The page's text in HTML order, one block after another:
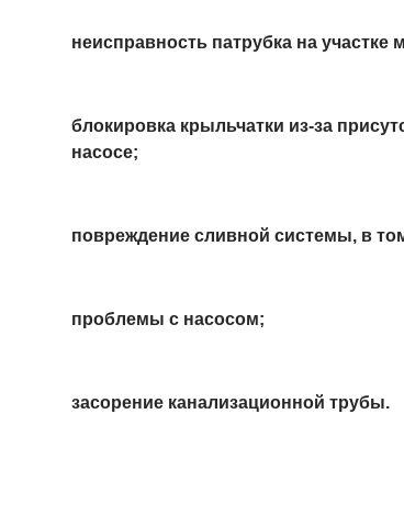
неисправность патрубка на
блокировка крыльчатки из-за
насосе;
повреждение сливной системы, в
проблемы с насосом;
засорение канализационной трубы.